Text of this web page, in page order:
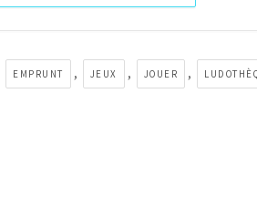
EMPRUNT , JEUX , JOUER ,